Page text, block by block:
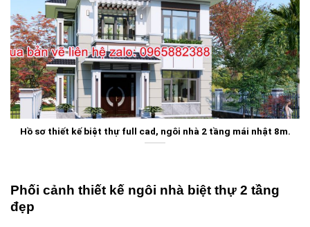
Hồ sơ thiết kế biệt thự full cad, ngôi nhà 2 tầng mái nhật 8m.
Phối cảnh thiết kế ngôi nhà biệt thự 2 tầng
đẹp